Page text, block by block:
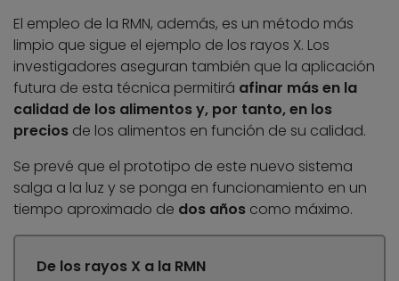
El empleo de la RMN, además, es un método más
limpio que sigue el ejemplo de los rayos X. Los
investigadores aseguran también que la aplicación
futura de esta técnica permitirá afinar más en la
calidad de los alimentos y, por tanto, en los
precios de los alimentos en función de su calidad.
Se prevé que el prototipo de este nuevo sistema
salga a la luz y se ponga en funcionamiento en un
tiempo aproximado de dos años como máximo.
De los rayos X a la RMN